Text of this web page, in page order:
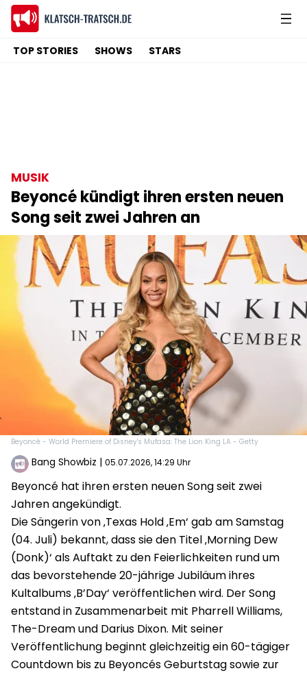
TOP STORIES SHOWS STARS
MUSIK
Beyoncé kündigt ihren ersten neuen
Song seit zwei Jahren an
Beyoncé - World Premiere of Disney's Mufasa: The Lion King LA - Getty
Bang Showbiz | 05.07.2026, 14:29 Uhr
Beyoncé hat ihren ersten neuen Song seit zwei
Jahren angekündigt.
Die Sängerin von ‚Texas Hold ‚Em‘ gab am Samstag
(04. Juli) bekannt, dass sie den Titel ‚Morning Dew
(Donk)‘ als Auftakt zu den Feierlichkeiten rund um
das bevorstehende 20-jährige Jubiläum ihres
Kultalbums ‚B’Day‘ veröffentlichen wird. Der Song
entstand in Zusammenarbeit mit Pharrell Williams,
The-Dream und Darius Dixon. Mit seiner
Veröffentlichung beginnt gleichzeitig ein 60-tägiger
Countdown bis zu Beyoncés Geburtstag sowie zur